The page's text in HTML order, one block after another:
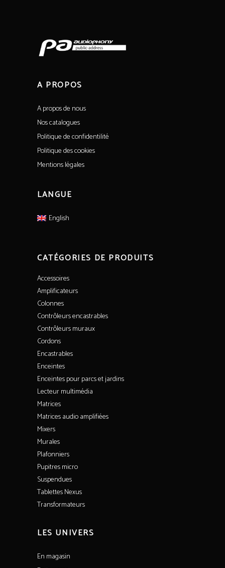
A PROPOS
A propos de nous
Nos catalogues
Politique de confidentilité
Politique des cookies
Mentions légales
LANGUE
English
CATÉGORIES DE PRODUITS
Accessoires
Amplificateurs
Colonnes
Contrôleurs encastrables
Contrôleurs muraux
Cordons
Encastrables
Enceintes
Enceintes pour parcs et jardins
Lecteur multimédia
Matrices
Matrices audio amplifiées
Mixers
Murales
Plafonniers
Pupitres micro
Suspendues
Tablettes Nexus
Transformateurs
LES UNIVERS
En magasin